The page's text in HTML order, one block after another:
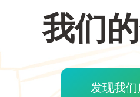
我们
发现我